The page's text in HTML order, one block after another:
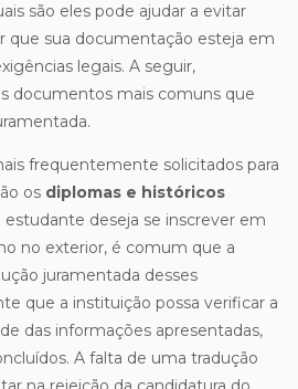
são eles pode ajudar a evitar
que sua documentação esteja em
legais. A seguir,
documentos mais comuns que
frequentemente solicitados para
os diplomas e históricos
estudante deseja se inscrever em
no exterior, é comum que a
juramentada desses
que a instituição possa verificar a
das informações apresentadas,
A falta de uma tradução